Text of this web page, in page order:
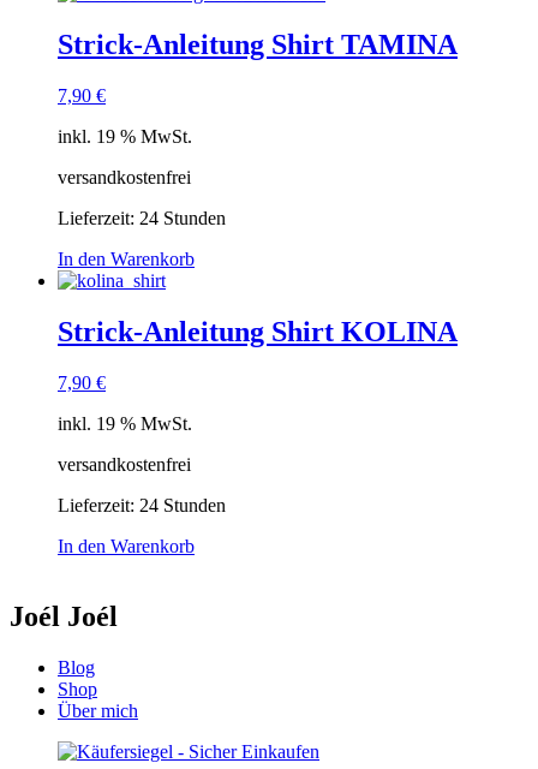
Strick-Anleitung Shirt TAMINA
7,90 €
inkl. 19 % MwSt.
versandkostenfrei
Lieferzeit: 24 Stunden
In den Warenkorb
Strick-Anleitung Shirt KOLINA
7,90 €
inkl. 19 % MwSt.
versandkostenfrei
Lieferzeit: 24 Stunden
In den Warenkorb
Joél Joél
Blog
Shop
Über mich